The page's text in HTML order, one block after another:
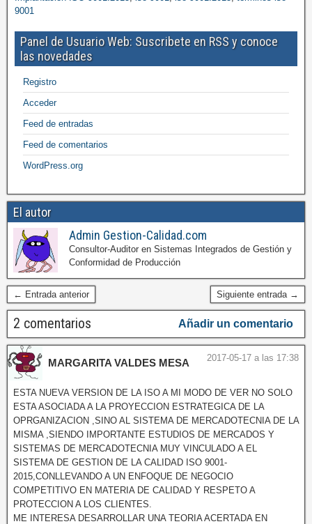
9001
Panel de Usuario Web: Suscribete en RSS y conoce
las novedades
Registro
Acceder
Feed de entradas
Feed de comentarios
WordPress.org
El autor
Admin Gestion-Calidad.com
Consultor-Auditor en Sistemas Integrados de Gestión y
Conformidad de Producción
← Entrada anterior Siguiente entrada →
2 comentarios Añadir un comentario
MARGARITA VALDES MESA 2017-05-17 a las 17:38
ESTA NUEVA VERSION DE LA ISO A MI MODO DE VER NO SOLO
ESTA ASOCIADA A LA PROYECCION ESTRATEGICA DE LA
OPRGANIZACION ,SINO AL SISTEMA DE MERCADOTECNIA DE LA
MISMA ,SIENDO IMPORTANTE ESTUDIOS DE MERCADOS Y
SISTEMAS DE MERCADOTECNIA MUY VINCULADO A EL
SISTEMA DE GESTION DE LA CALIDAD ISO 9001-
2015,CONLLEVANDO A UN ENFOQUE DE NEGOCIO
COMPETITIVO EN MATERIA DE CALIDAD Y RESPETO A
PROTECCION A LOS CLIENTES.
ME INTERESA DESARROLLAR UNA TEORIA ACERTADA EN